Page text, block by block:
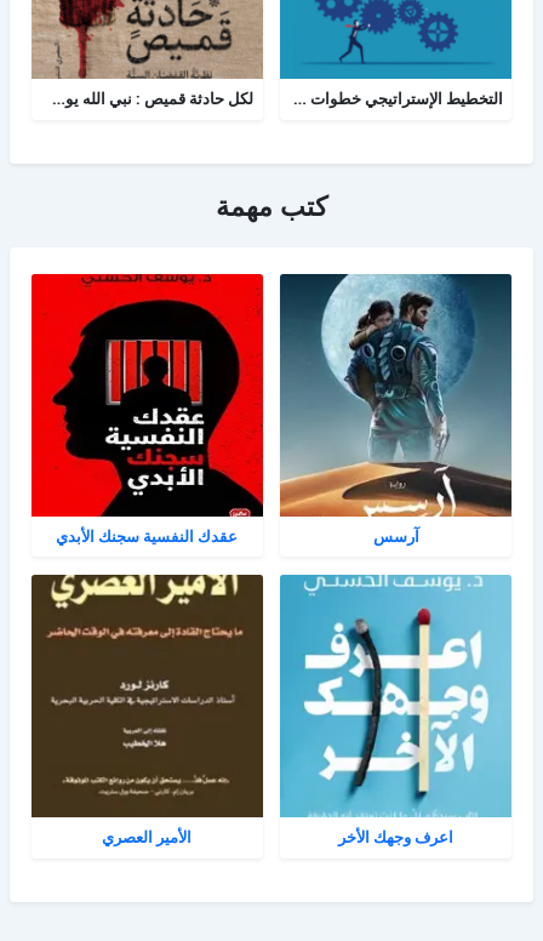
التخطيط الإستراتيجي خطوات ومعرفة لكل حادثة قميص : نبي الله يوسف - نظرية القمصان الستة في قراءة القصة القرآنية
كتب مهمة
آرسس عقدك النفسية سجنك الأبدي
اعرف وجهك الأخر الأمير العصري